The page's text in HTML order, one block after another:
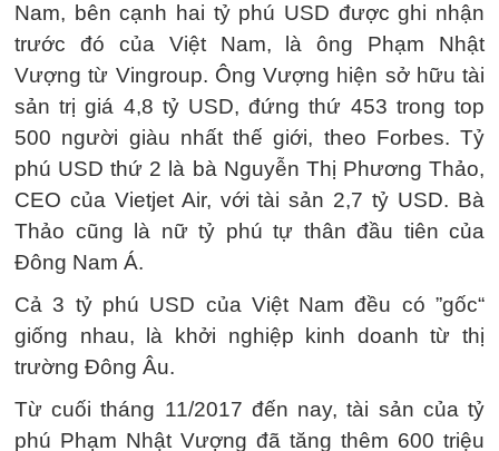
Nam, bên cạnh hai tỷ phú USD được ghi nhận
trước đó của Việt Nam, là ông Phạm Nhật
Vượng từ Vingroup. Ông Vượng hiện sở hữu tài
sản trị giá 4,8 tỷ USD, đứng thứ 453 trong top
500 người giàu nhất thế giới, theo Forbes. Tỷ
phú USD thứ 2 là bà Nguyễn Thị Phương Thảo,
CEO của Vietjet Air, với tài sản 2,7 tỷ USD. Bà
Thảo cũng là nữ tỷ phú tự thân đầu tiên của
Đông Nam Á.
Cả 3 tỷ phú USD của Việt Nam đều có ”gốc“
giống nhau, là khởi nghiệp kinh doanh từ thị
trường Đông Âu.
Từ cuối tháng 11/2017 đến nay, tài sản của tỷ
phú Phạm Nhật Vượng đã tăng thêm 600 triệu